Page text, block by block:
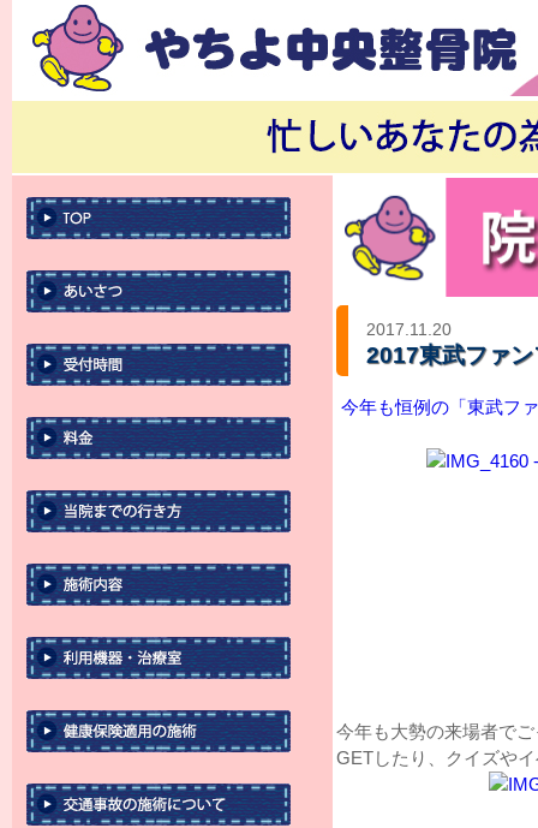
2017.11.20
2017東武ファ
今年も恒例の「東武フ
今年も大勢の来場者で
GETしたり、クイズや